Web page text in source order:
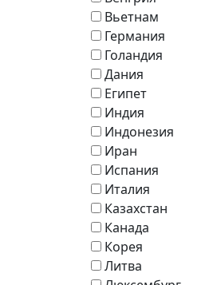
Вьетнам
Германия
Голандия
Дания
Египет
Индия
Индонезия
Иран
Испания
Италия
Казахстан
Канада
Корея
Литва